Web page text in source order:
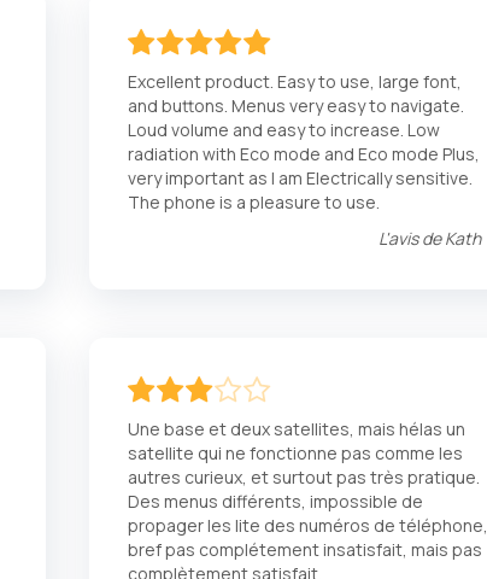
Excellent product. Easy to use, large font,
and buttons. Menus very easy to navigate.
Loud volume and easy to increase. Low
radiation with Eco mode and Eco mode Plus,
very important as I am Electrically sensitive.
The phone is a pleasure to use.
L'avis deKath
Une base et deux satellites, mais hélas un
satellite qui ne fonctionne pas comme les
autres curieux, et surtout pas très pratique.
Des menus différents, impossible de
propager les lite des numéros de téléphone,
bref pas complétement insatisfait, mais pas
complètement satisfait.